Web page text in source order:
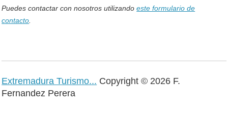
Puedes contactar con nosotros utilizandoeste formulario de
contacto.
Extremadura Turismo... Copyright © 2026 F.
Fernandez Perera